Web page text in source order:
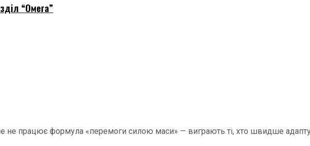
“Омега”
не працює формула «перемоги силою маси» — виграють ті, хто швидше